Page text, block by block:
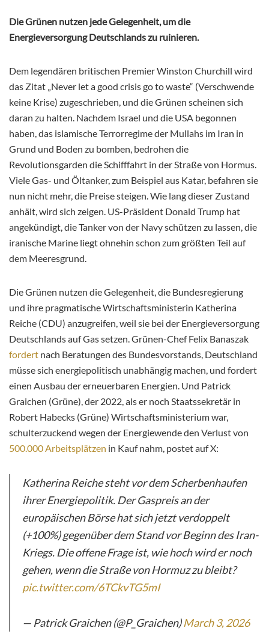
Die Grünen nutzen jede Gelegenheit, um die
Energieversorgung Deutschlands zu ruinieren.
Dem legendären britischen Premier Winston Churchill wird
das Zitat „Never let a good crisis go to waste“ (Verschwende
keine Krise) zugeschrieben, und die Grünen scheinen sich
daran zu halten. Nachdem Israel und die USA begonnen
haben, das islamische Terrorregime der Mullahs im Iran in
Grund und Boden zu bomben, bedrohen die
Revolutionsgarden die Schifffahrt in der Straße von Hormus.
Viele Gas- und Öltanker, zum Beispiel aus Katar, befahren sie
nun nicht mehr, die Preise steigen. Wie lang dieser Zustand
anhält, wird sich zeigen. US-Präsident Donald Trump hat
angekündigt, die Tanker von der Navy schützen zu lassen, die
iranische Marine liegt ohnehin schon zum größten Teil auf
dem Meeresgrund.
Die Grünen nutzen die Gelegenheit, die Bundesregierung
und ihre pragmatische Wirtschaftsministerin Katherina
Reiche (CDU) anzugreifen, weil sie bei der Energieversorgung
Deutschlands auf Gas setzen. Grünen-Chef Felix Banaszak
fordert nach Beratungen des Bundesvorstands, Deutschland
müsse sich energiepolitisch unabhängig machen, und fordert
einen Ausbau der erneuerbaren Energien. Und Patrick
Graichen (Grüne), der 2022, als er noch Staatssekretär in
Robert Habecks (Grüne) Wirtschaftsministerium war,
schulterzuckend wegen der Energiewende den Verlust von
500.000 Arbeitsplätzen in Kauf nahm, postet auf X:
Katherina Reiche steht vor dem Scherbenhaufen
ihrer Energiepolitik. Der Gaspreis an der
europäischen Börse hat sich jetzt verdoppelt
(+100%) gegenüber dem Stand vor Beginn des Iran-
Kriegs. Die offene Frage ist, wie hoch wird er noch
gehen, wenn die Straße von Hormuz zu bleibt?
pic.twitter.com/6TCkvTG5mI
— Patrick Graichen (@P_Graichen)March 3, 2026